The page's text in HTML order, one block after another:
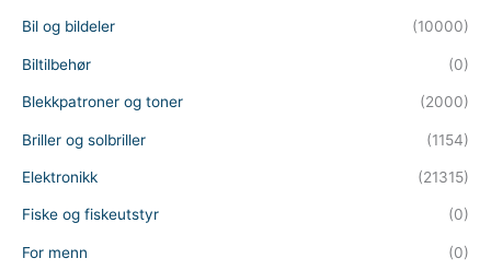
Bil og bildeler (10000)
Biltilbehør (0)
Blekkpatroner og toner (2000)
Briller og solbriller (1154)
Elektronikk (21315)
Fiske og fiskeutstyr (0)
For menn (0)